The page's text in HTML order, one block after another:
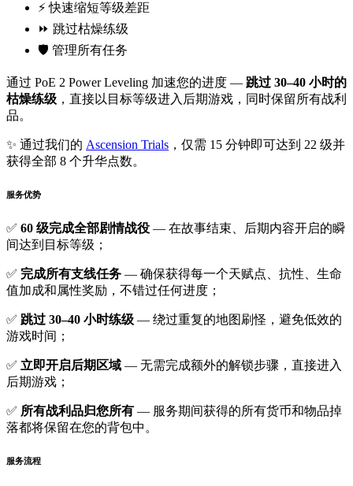
⚡ 快速缩短等级差距
⏩ 跳过枯燥练级
🛡️ 管理所有任务
通过 PoE 2 Power Leveling 加速您的进度 — 跳过 30–40 小时的
枯燥练级 ，直接以目标等级进入后期游戏，同时保留所有战利
品。
✨ 通过我们的 Ascension Trials ，仅需 15 分钟即可达到 22 级并
获得全部 8 个升华点数。
服务优势
✅ 60 级完成全部剧情战役 — 在故事结束、后期内容开启的瞬
间达到目标等级；
✅ 完成所有支线任务 — 确保获得每一个天赋点、抗性、生命
值加成和属性奖励，不错过任何进度；
✅ 跳过 30–40 小时练级 — 绕过重复的地图刷怪，避免低效的
游戏时间；
✅ 立即开启后期区域 — 无需完成额外的解锁步骤，直接进入
后期游戏；
✅ 所有战利品归您所有 — 服务期间获得的所有货币和物品掉
落都将保留在您的背包中。
服务流程